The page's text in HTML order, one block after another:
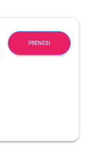
PRENESI